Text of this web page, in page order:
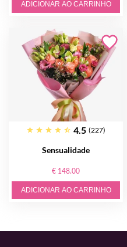
ADICIONAR AO CARRINHO
4.5 (227)
Sensualidade
€ 148.00
ADICIONAR AO CARRINHO